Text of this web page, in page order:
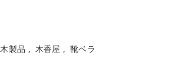
木製品 木香屋 靴ベラ